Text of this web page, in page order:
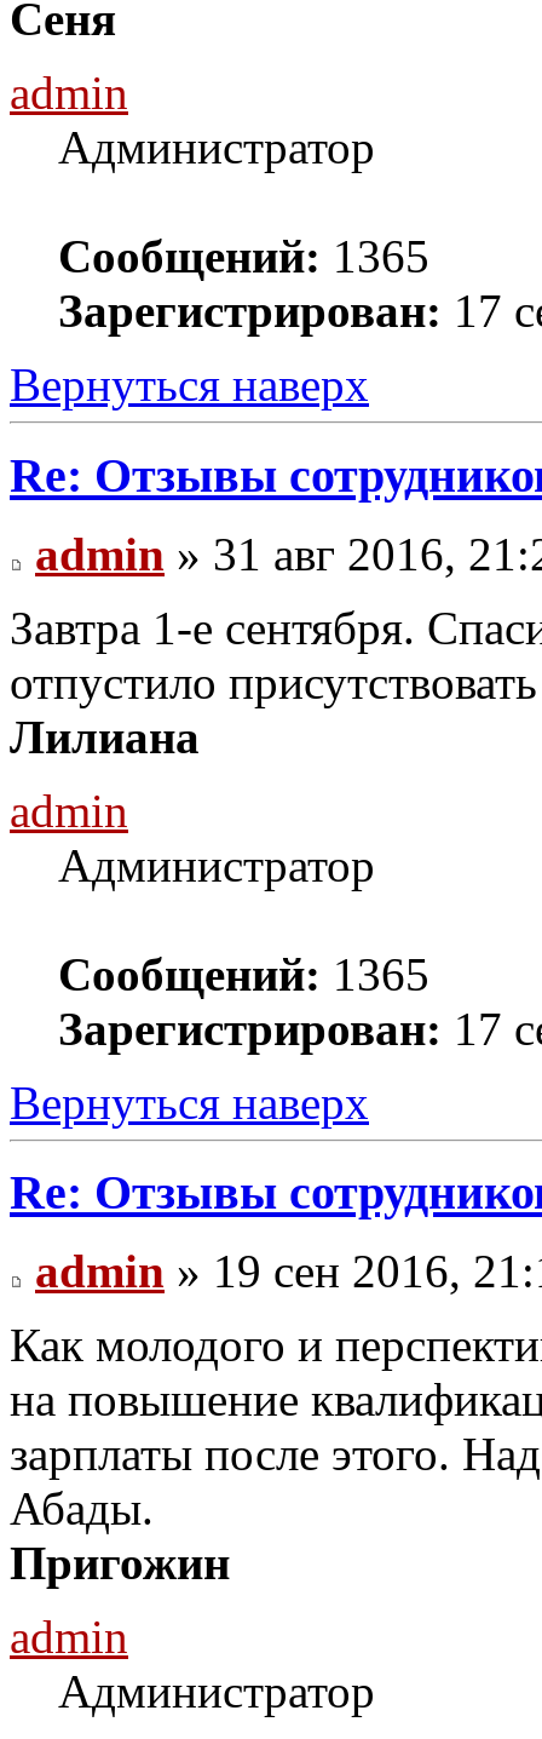
Сеня
admin
Администратор
Сообщений: 1365
Зарегистрирован: 17
Вернуться наверх
Re: Отзывы
admin » 31 авг 2016,
Завтра 1-е сентября.
отпустило
Лилиана
admin
Администратор
Сообщений: 1365
Зарегистрирован: 17
Вернуться наверх
Re: Отзывы
admin » 19 сен 2016,
Как молодого и
на повышение
зарплаты после этого.
Абады.
Пригожин
admin
Администратор